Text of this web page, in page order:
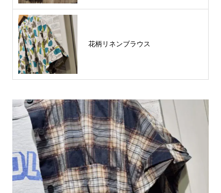
花柄リネンブラウス